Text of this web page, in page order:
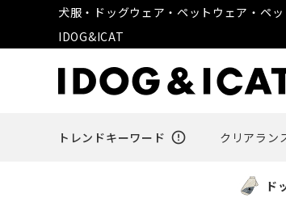
犬服・ドッグウェア・ペットウェア・ペ
IDOG&ICAT
トレンドキーワード error_outline クリアラン
ド